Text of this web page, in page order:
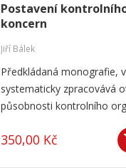
Postavení
koncern
Jiří Bálek
Předkládaná monografie,
systematicky zpracovává
působnosti kontrolního
350,00 Kč